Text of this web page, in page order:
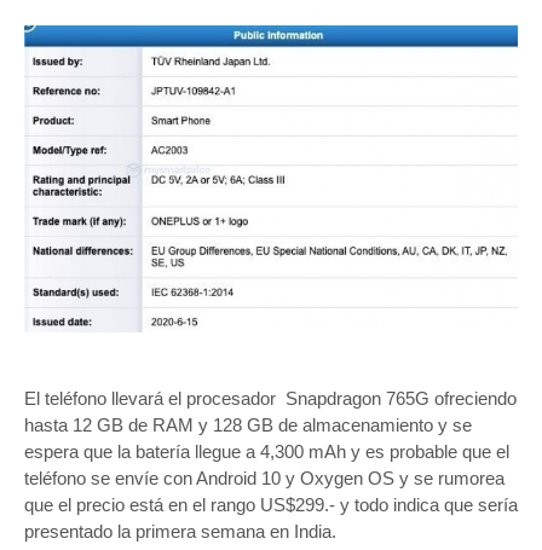
El teléfono llevará el procesador Snapdragon 765G ofreciendo
hasta 12 GB de RAM y 128 GB de almacenamiento y se
espera que la batería llegue a 4,300 mAh y es probable que el
teléfono se envíe con Android 10 y Oxygen OS y se rumorea
que el precio está en el rango US$299.- y todo indica que sería
presentado la primera semana en India.